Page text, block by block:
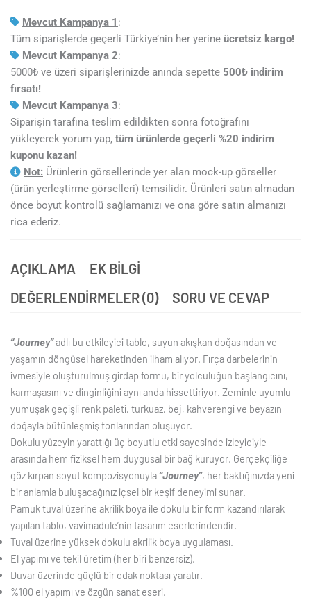
Mevcut Kampanya 1 :
Tüm siparişlerde geçerli Türkiye’nin her yerine ücretsiz kargo!
Mevcut Kampanya 2:
5000₺ ve üzeri siparişlerinizde anında sepette 500₺ indirim
fırsatı!
Mevcut Kampanya 3:
Siparişin tarafına teslim edildikten sonra fotoğrafını
yükleyerek yorum yap, tüm ürünlerde geçerli %20 indirim
kuponu kazan!
Not: Ürünlerin görsellerinde yer alan mock-up görseller
(ürün yerleştirme görselleri) temsilidir. Ürünleri satın almadan
önce boyut kontrolü sağlamanızı ve ona göre satın almanızı
rica ederiz.
AÇIKLAMA
EK BILGI
DEĞERLENDIRMELER (0)
SORU VE CEVAP
“Journey”adlı bu etkileyici tablo, suyun akışkan doğasından ve
yaşamın döngüsel hareketinden ilham alıyor. Fırça darbelerinin
ivmesiyle oluşturulmuş girdap formu, bir yolculuğun başlangıcını,
karmaşasını ve dinginliğini aynı anda hissettiriyor. Zeminle uyumlu
yumuşak geçişli renk paleti, turkuaz, bej, kahverengi ve beyazın
doğayla bütünleşmiş tonlarından oluşuyor.
Dokulu yüzeyin yarattığı üç boyutlu etki sayesinde izleyiciyle
arasında hem fiziksel hem duygusal bir bağ kuruyor. Gerçekçiliğe
göz kırpan soyut kompozisyonuyla “Journey”, her baktığınızda yeni
bir anlamla buluşacağınız içsel bir keşif deneyimi sunar.
Pamuk tuval üzerine akrilik boya ile dokulu bir form kazandırılarak
yapılan tablo, vavimadule’nin tasarım eserlerindendir.
Tuval üzerine yüksek dokulu akrilik boya uygulaması.
El yapımı ve tekil üretim (her biri benzersiz).
Duvar üzerinde güçlü bir odak noktası yaratır.
%100 el yapımı ve özgün sanat eseri.